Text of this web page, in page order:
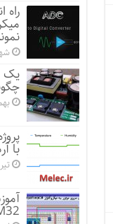
یک
با
تیر 10,